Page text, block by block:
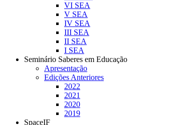
VI SEA
V SEA
IV SEA
III SEA
II SEA
I SEA
Seminário Saberes em Educação
Apresentação
Edições Anteriores
2022
2021
2020
2019
SpaceIF